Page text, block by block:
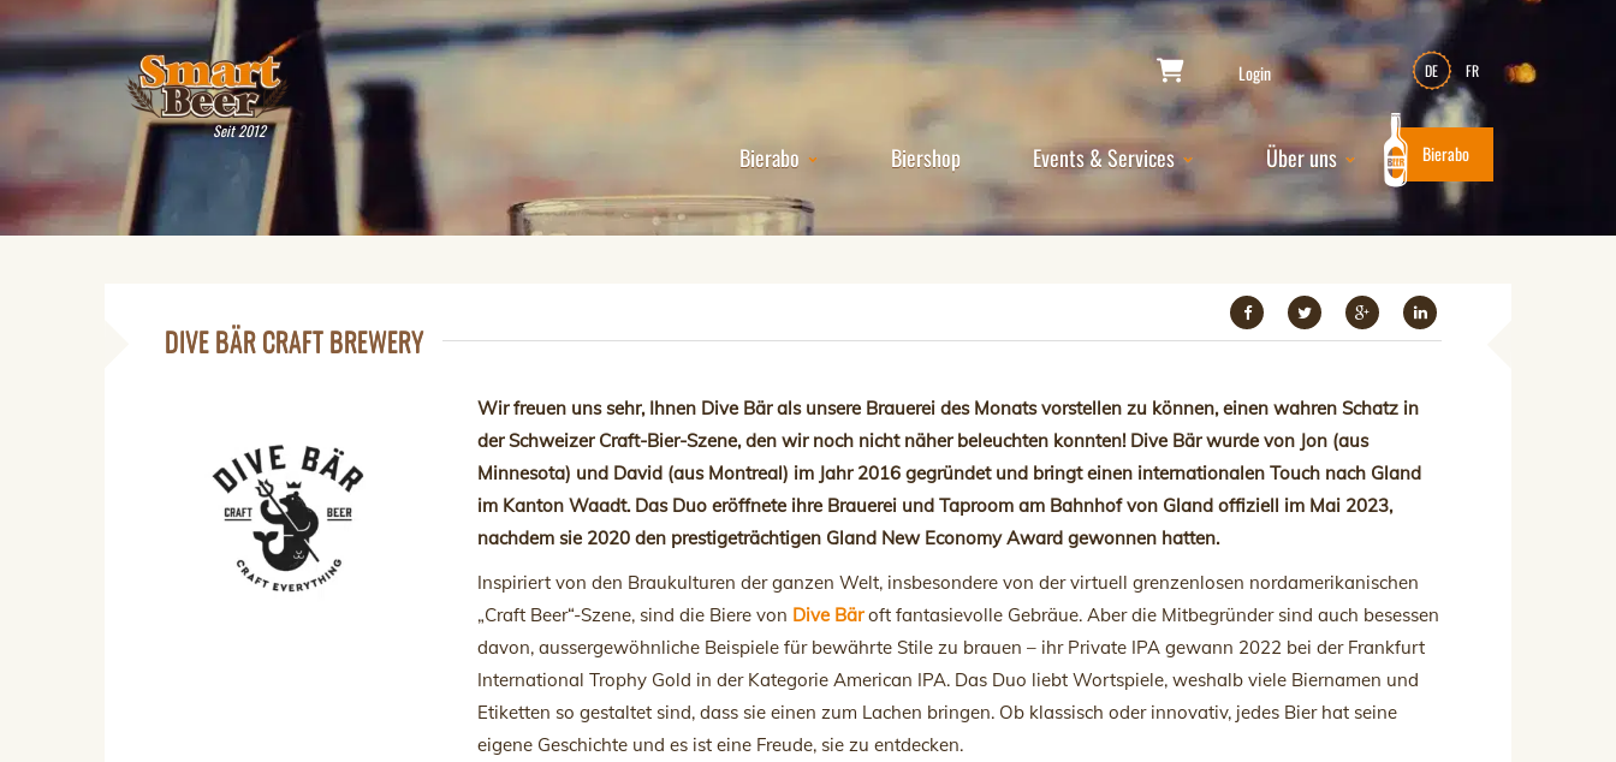
Seit 2012
Login DE FR
Bierabo Biershop Events & Services Über uns Bierabo
DIVE BÄR CRAFT BREWERY
Wir freuen uns sehr, Ihnen Dive Bär als unsere Brauerei des Monats vorstellen zu können, einen wahren Schatz in
der Schweizer Craft-Bier-Szene, den wir noch nicht näher beleuchten konnten! Dive Bär wurde von Jon (aus
Minnesota) und David (aus Montreal) im Jahr 2016 gegründet und bringt einen internationalen Touch nach Gland
im Kanton Waadt. Das Duo eröffnete ihre Brauerei und Taproom am Bahnhof von Gland offiziell im Mai 2023,
nachdem sie 2020 den prestigeträchtigen Gland New Economy Award gewonnen hatten.
Inspiriert von den Braukulturen der ganzen Welt, insbesondere von der virtuell grenzenlosen nordamerikanischen
„Craft Beer“-Szene, sind die Biere von Dive Bäroft fantasievolle Gebräue. Aber die Mitbegründer sind auch besessen
davon, aussergewöhnliche Beispiele für bewährte Stile zu brauen – ihr Private IPA gewann 2022 bei der Frankfurt
International Trophy Gold in der Kategorie American IPA. Das Duo liebt Wortspiele, weshalb viele Biernamen und
Etiketten so gestaltet sind, dass sie einen zum Lachen bringen. Ob klassisch oder innovativ, jedes Bier hat seine
eigene Geschichte und es ist eine Freude, sie zu entdecken.